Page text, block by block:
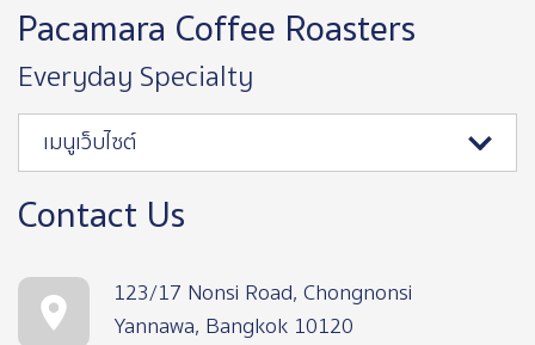
Pacamara Coffee Roasters
Everyday Specialty
เมนูเว็บไซต์
Contact Us
123/17 Nonsi Road, Chongnonsi
Yannawa, Bangkok 10120